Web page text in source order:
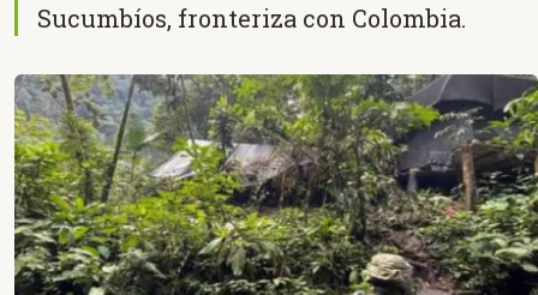
Sucumbíos, fronteriza con Colombia.